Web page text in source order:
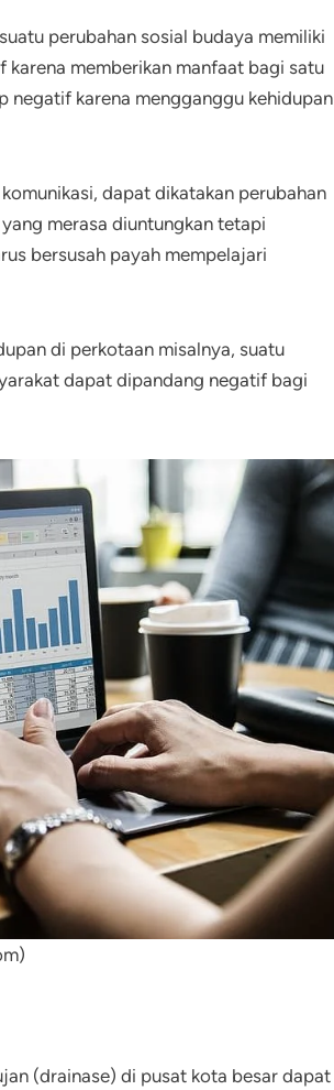
perubahan sosial budaya memiliki
memberikan manfaat bagi satu
negatif karena mengganggu kehidupan
dapat dikatakan perubahan
merasa diuntungkan tetapi
bersusah payah mempelajari
di perkotaan misalnya, suatu
dapat dipandang negatif bagi
(drainase) di pusat kota besar dapat